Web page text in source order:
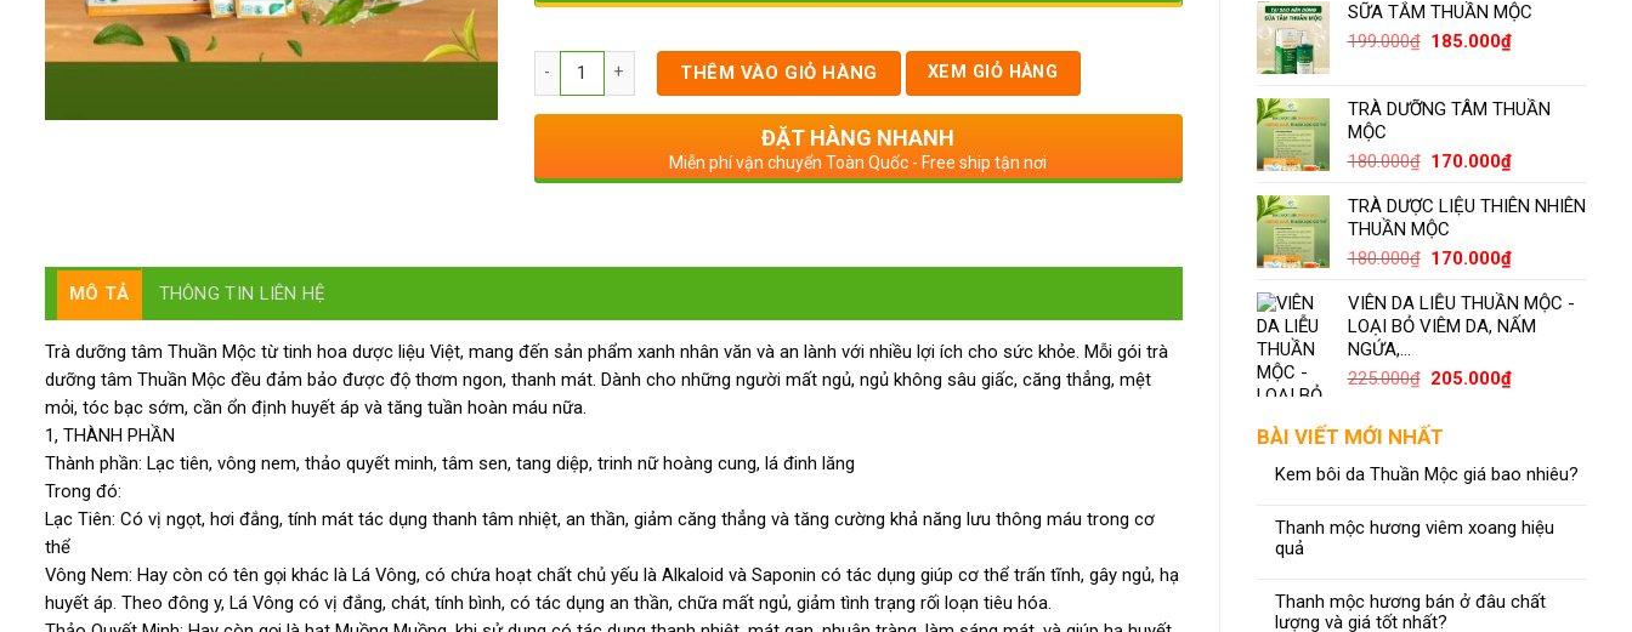
SỮA TẮM THUẦN MỘC
199.000₫ 185.000₫
TRÀ DƯỠNG TÂM THUẦN
MỘC
180.000₫ 170.000₫
TRÀ DƯỢC LIỆU THIÊN NHIÊN
THUẦN MỘC
180.000₫ 170.000₫
VIÊN DA LIỄU THUẦN MỘC -
LOẠI BỎ VIÊM DA, NẤM
NGỨA,...
225.000₫ 205.000₫
BÀI VIẾT MỚI NHẤT
Kem bôi da Thuần Mộc giá bao nhiêu?
Thanh mộc hương viêm xoang hiệu
quả
Thanh mộc hương bán ở đâu chất
lượng và giá tốt nhất?
Số lượng THÊM VÀO GIỎ HÀNG XEM GIỎ HÀNG
ĐẶT HÀNG NHANH
Miễn phí vận chuyển Toàn Quốc - Free ship tận nơi
MÔ TẢ THÔNG TIN LIÊN HỆ
Trà dưỡng tâm Thuần Mộc từ tinh hoa dược liệu Việt, mang đến sản phẩm xanh nhân văn và an lành với nhiều lợi ích cho sức khỏe. Mỗi gói trà
dưỡng tâm Thuần Mộc đều đảm bảo được độ thơm ngon, thanh mát. Dành cho những người mất ngủ, ngủ không sâu giấc, căng thẳng, mệt
mỏi, tóc bạc sớm, cần ổn định huyết áp và tăng tuần hoàn máu nữa.
1, THÀNH PHẦN
Thành phần: Lạc tiên, vông nem, thảo quyết minh, tâm sen, tang diệp, trinh nữ hoàng cung, lá đinh lăng
Trong đó:
Lạc Tiên: Có vị ngọt, hơi đắng, tính mát tác dụng thanh tâm nhiệt, an thần, giảm căng thẳng và tăng cường khả năng lưu thông máu trong cơ
thể
Vông Nem: Hay còn có tên gọi khác là Lá Vông, có chứa hoạt chất chủ yếu là Alkaloid và Saponin có tác dụng giúp cơ thể trấn tĩnh, gây ngủ, hạ
huyết áp. Theo đông y, Lá Vông có vị đắng, chát, tính bình, có tác dụng an thần, chữa mất ngủ, giảm tình trạng rối loạn tiêu hóa.